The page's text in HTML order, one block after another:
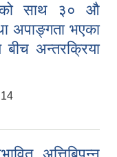
साथ ३० औ
अपाङ्गता भएका
बीच अन्तरक्रिया